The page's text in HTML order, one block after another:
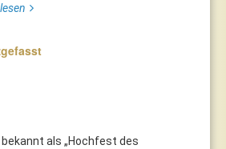
als „Hochfest des